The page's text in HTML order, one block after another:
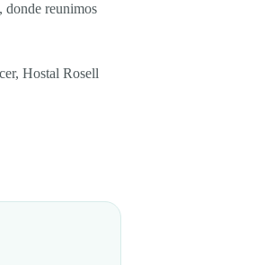
, donde reunimos
Hostal Rosell